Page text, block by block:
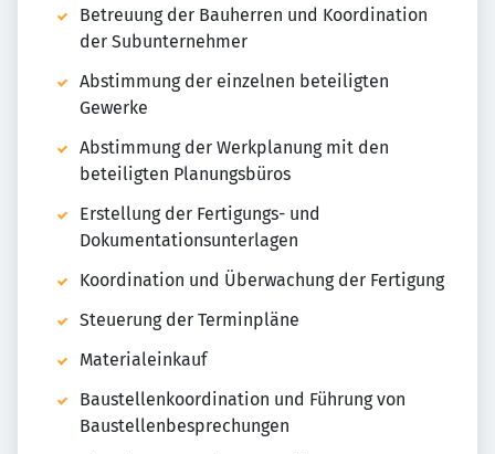
Betreuung der Bauherren und Koordination
der Subunternehmer
Abstimmung der einzelnen beteiligten
Gewerke
Abstimmung der Werkplanung mit den
beteiligten Planungsbüros
Erstellung der Fertigungs- und
Dokumentationsunterlagen
Koordination und Überwachung der Fertigung
Steuerung der Terminpläne
Materialeinkauf
Baustellenkoordination und Führung von
Baustellenbesprechungen